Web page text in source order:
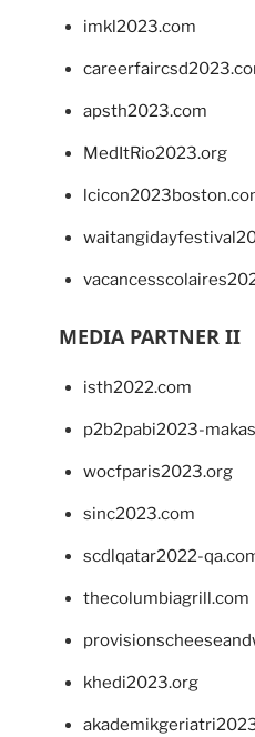
imkl2023.com
apsth2023.com
MedItRio2023.org
MEDIA PARTNER II
isth2022.com
p2b2pabi2023-
wocfparis2023.org
sinc2023.com
scdlqatar2022-
thecolumbiagrill.com
khedi2023.org